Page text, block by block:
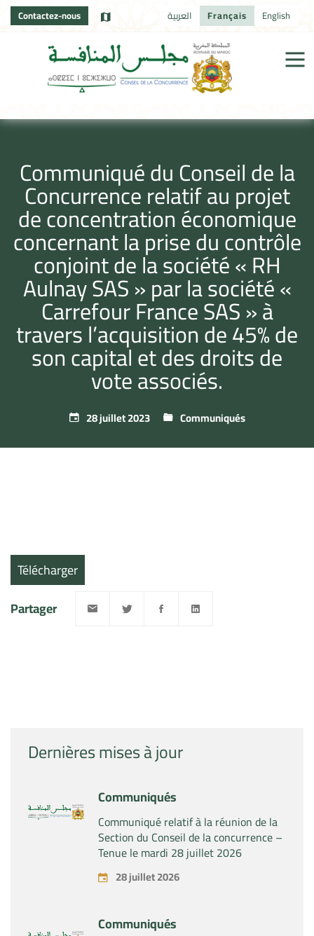
Contactez-nous العربية Français English
Communiqué du Conseil de la
Concurrence relatif au projet
de concentration économique
concernant la prise du contrôle
conjoint de la société « RH
Aulnay SAS » par la société «
Carrefour France SAS » à
travers l’acquisition de 45% de
son capital et des droits de
vote associés.
28 juillet 2023 Communiqués
Dernières mises à jour
Communiqués
Communiqué relatif à la réunion de la
Section du Conseil de la concurrence –
Tenue le mardi 28 juillet 2026
28 juillet 2026
Communiqués
Télécharger
Partager